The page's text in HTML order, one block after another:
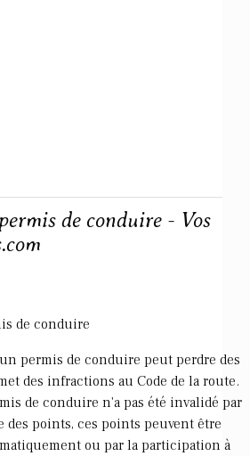
de conduire - Vos
de conduire
permis de conduire peut perdre des
des infractions au Code de la route.
de conduire n'a pas été invalidé par
des points, ces points peuvent être
ou par la participation à